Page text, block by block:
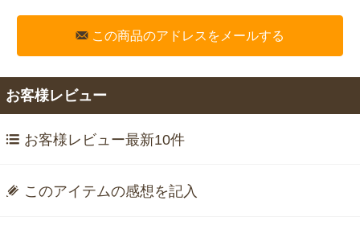
この商品のアドレスをメールする
お客様レビュー
お客様レビュー最新10件
このアイテムの感想を記入